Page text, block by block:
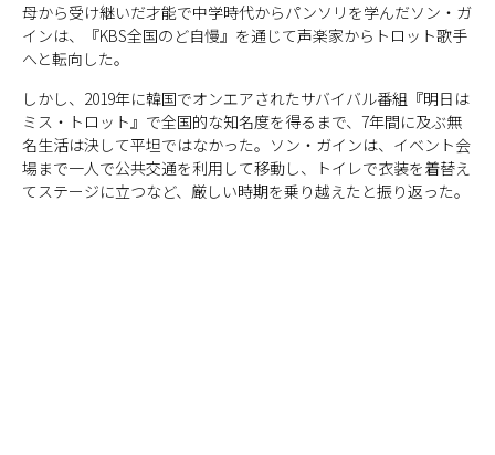
母から受け継いだ才能で中学時代からパンソリを学んだソン・ガ
インは、『KBS全国のど自慢』を通じて声楽家からトロット歌手
へと転向した。
しかし、2019年に韓国でオンエアされたサバイバル番組『明日は
ミス・トロット』で全国的な知名度を得るまで、7年間に及ぶ無
名生活は決して平坦ではなかった。ソン・ガインは、イベント会
場まで一人で公共交通を利用して移動し、トイレで衣装を着替え
てステージに立つなど、厳しい時期を乗り越えたと振り返った。